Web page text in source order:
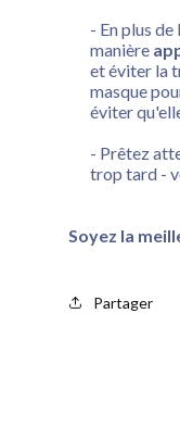
- En plus
manière
et éviter la
masque
éviter
- Prêtez
trop tard -
Soyez la
Partager